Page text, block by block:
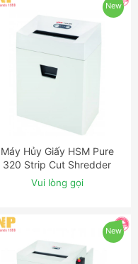
New
ĐẶT NGAY
Máy Hủy Giấy HSM Pure
320 Strip Cut Shredder
Vui lòng gọi
New